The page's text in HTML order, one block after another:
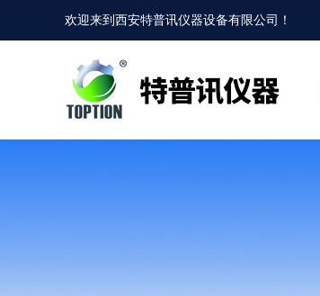
欢迎来到西安特普讯仪器设备有限公司 ！